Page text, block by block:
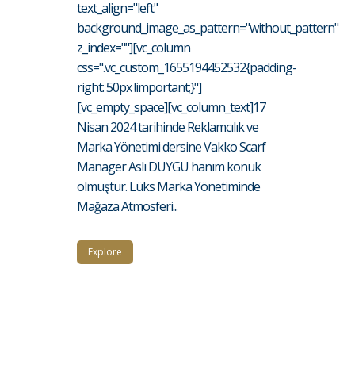
text_align="left"
background_image_as_pattern="without_pattern"
z_index=""][vc_column
css=".vc_custom_1655194452532{padding-
right: 50px !important;}"]
[vc_empty_space][vc_column_text]17
Nisan 2024 tarihinde Reklamcılık ve
Marka Yönetimi dersine Vakko Scarf
Manager Aslı DUYGU hanım konuk
olmuştur. Lüks Marka Yönetiminde
Mağaza Atmosferi...
Explore